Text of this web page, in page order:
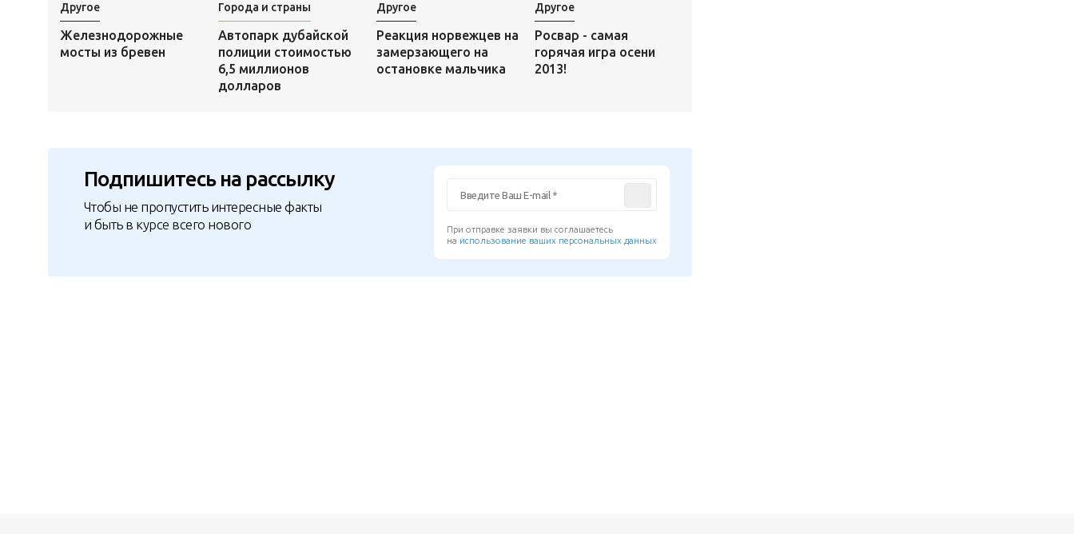
Другое
Железнодорожные
мосты из бревен
Города и страны
Автопарк дубайской
полиции стоимостью
6,5 миллионов
долларов
Другое
Реакция норвежцев на
замерзающего на
остановке мальчика
Другое
Росвар - самая
горячая игра осени
2013!
Подпишитесь на рассылку
Чтобы не пропустить интересные факты
и быть в курсе всего нового
При отправке заявки вы соглашаетесь
на использование ваших персональных данных